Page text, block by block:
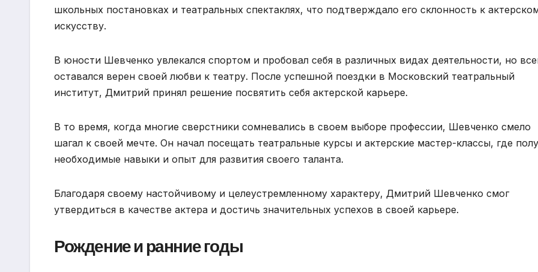
школьных постановках и театральных спектаклях, что подтверждало его склонность к
искусству.
В юности Шевченко увлекался спортом и пробовал себя в различных видaх деятельности, но
оставался верен своей любви к театру. После успешной поездки в Московский театральный
институт, Дмитрий принял решение посвятить себя актерской карьере.
В то время, когда многие сверстники сомневались в своем выборе профессии, Шевченко смело
шагал к своей мечте. Он начал посещать театральные курсы и актерские мастер-классы, где
необходимые навыки и опыт для развития своего таланта.
Благодаря своему настойчивому и целеустремленному характеру, Дмитрий Шевченко смог
утвердиться в качестве актера и достичь значительных успехов в своей карьере.
Рождение и ранние годы